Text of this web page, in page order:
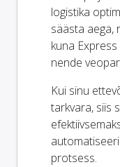
logistika
säästa aega,
kuna
nende
Kui sinu
tarkvara, siis
protsess.